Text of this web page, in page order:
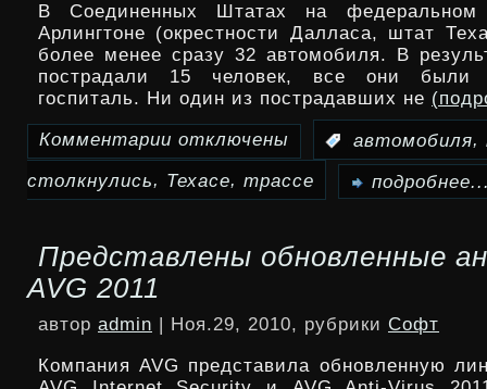
в
мире
Porsche
Cayenne
с
задними
В Соединенных Штатах на
Арлингтоне (окрестности Далласа, штат
более менее сразу 32 автомобиля. В
пострадали 15 человек, все они были
госпиталь. Ни один из пострадавших не
Комментарии
записи
мокрой
в
Техасе
отключены автомобиля,
столкнулись, Техасе, трассе
Представлены обновленные
AVG 2011
автор admin | Ноя.29, 2010, рубрики Софт
Компания AVG представила обновленную